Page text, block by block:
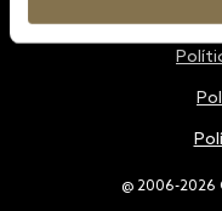
@ 2006-2026